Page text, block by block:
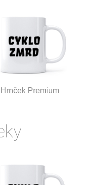
Hrnček Premium